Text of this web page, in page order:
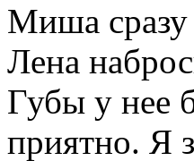
Миша сразу
Лена
Губы у нее
приятно. Я